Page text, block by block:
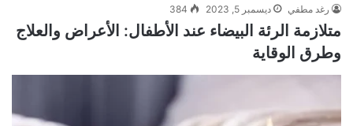
رغد مطفي ديسمبر 5, 2023 384
متلازمة الرئة البيضاء عند الأطفال: الأعراض والعلاج
وطرق الوقاية